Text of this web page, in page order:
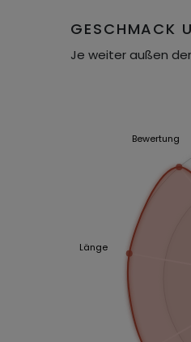
GESCHMACK
Je weiter außen
Länge
Bewertung